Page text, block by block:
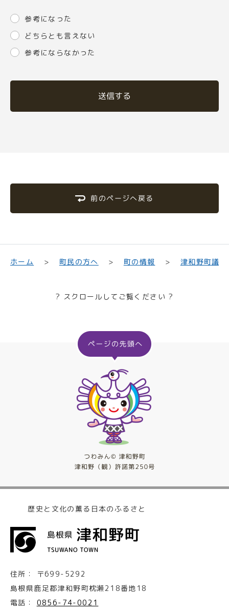
参考になった
どちらとも言えない
参考にならなかった
送信する
前のページへ戻る
ホーム 町民の方へ 町の情報 津和野町議会
? スクロールしてご覧ください ?
歴史と文化の薫る日本のふるさと
住所：
〒699-5292
島根県鹿足郡津和野町枕瀬218番地18
電話：
0856-74-0021